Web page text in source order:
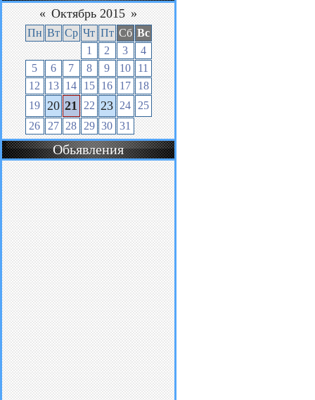
« Октябрь 2015 »
Пн Вт Ср Чт Пт Сб Вс
1
2 3
4
5
6 7 8 9 10
11
12
13 14 15 16 17
18
19 20 21 22 23 24
25
26
27 28 29 30 31
Обьявления